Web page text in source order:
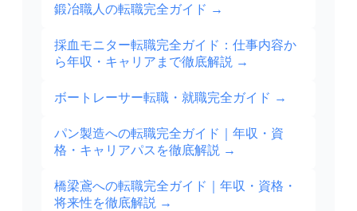
鍛冶職人の転職完全ガイド →
採血モニター転職完全ガイド：仕事内容か
ら年収・キャリアまで徹底解説 →
ボートレーサー転職・就職完全ガイド →
パン製造への転職完全ガイド｜年収・資
格・キャリアパスを徹底解説 →
橋梁鳶への転職完全ガイド｜年収・資格・
将来性を徹底解説 →